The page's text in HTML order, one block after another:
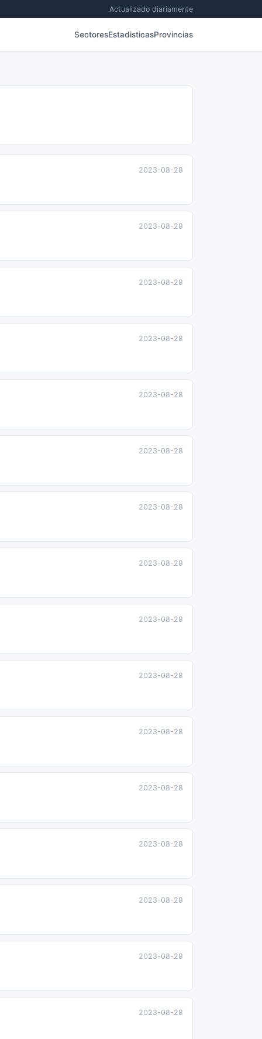
Actualizado diariamente
SectoresEstadisticasProvincias
2023-08-28
2023-08-28
2023-08-28
2023-08-28
2023-08-28
2023-08-28
2023-08-28
2023-08-28
2023-08-28
2023-08-28
2023-08-28
2023-08-28
2023-08-28
2023-08-28
2023-08-28
2023-08-28